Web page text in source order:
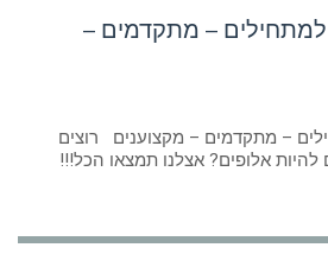
למתחילים – מתקדמים –
– מתקדמים – מקצוענים רוצים
להיות אלופים? אצלנו תמצאו הכל!!!